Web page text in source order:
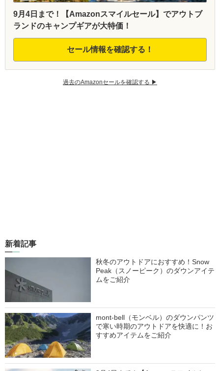
9月4日まで！【Amazonスマイルセール】でアウトブ
ランドのキャンプギアが大特価！
セール情報を確認する！
過去のAmazonセールを確認する ▶︎
新着記事
秋冬のアウトドアにおすすめ！Snow
Peak（スノーピーク）のダウンアイテ
ムをご紹介
mont-bell（モンベル）のダウンパンツ
で寒い時期のアウトドアを快適に！お
すすめアイテムをご紹介